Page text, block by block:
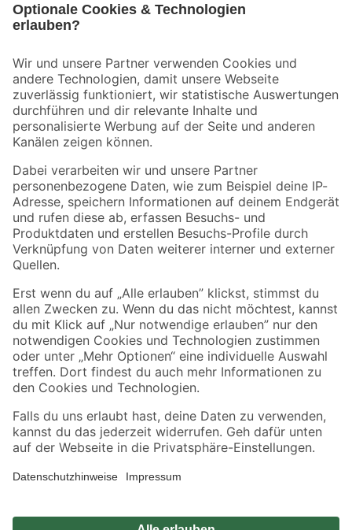
Der toom Newsletter: Keine Angebote und Aktionen mehr verpassen!
Zur Newsletter Anmeldung
Folge uns
Zahlungsarten Versandarten
Sicher einkaufen
Jetzt die toom-App herunterladen
Alle Preisangaben in EUR inkl. gesetzl. MwSt.. Die dargestellten Angebote sind unter
Umständen nicht in allen Märkten verfügbar. Die angegebenen Verfügbarkeiten beziehen
Produkte nur solange der Vorrat reicht.
*Paketversand ab 59 € versandkostenfrei, gilt nicht für Artikel mit Speditionsversand, hier
Privatsphäre Impressum